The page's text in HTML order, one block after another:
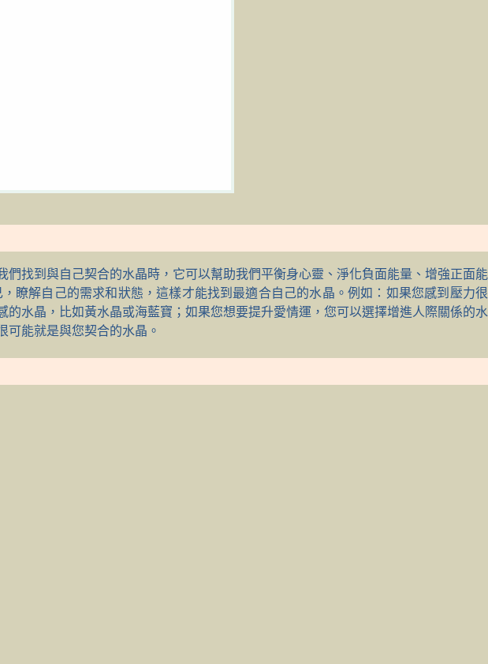
找到與自己契合的水晶時，它可以幫助我們平衡身心靈、淨化負面能量、增強正面能
瞭解自己的需求和狀態，這樣才能找到最適合自己的水晶。例如：如果您感到壓力很
水晶，比如黃水晶或海藍寶；如果您想要提升愛情運，您可以選擇增進人際關係的水
可能就是與您契合的水晶。